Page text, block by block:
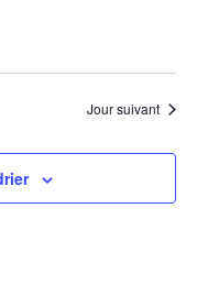
Jour suivant